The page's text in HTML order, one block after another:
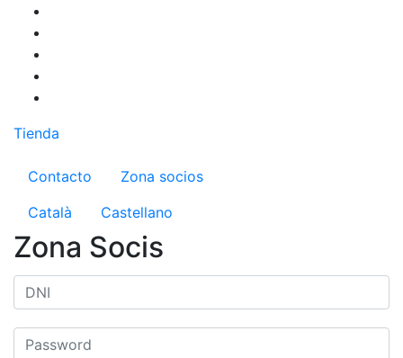
Pasar
contenido
principal
Tienda
Menú del compte d'usuari
Contacto
Zona socios
Català
Castellano
Zona Socis